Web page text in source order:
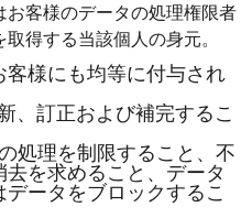
客様のデータの処理権限者
得する当該個人の身元。
様にも均等に付与され
、訂正および補完するこ
処理を制限すること、不
を求めること、データ
ータをブロックするこ